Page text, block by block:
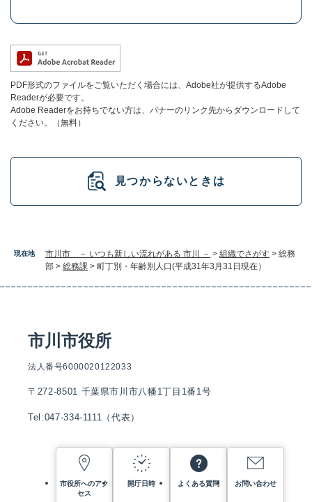
現在地 市川市 － いつも新しい流れがある 市川 － > 組織でさがす > 総務
部 > 総務課 > 町丁別・年齢別人口(平成31年3月31日現在）
PDF形式のファイルをご覧いただく場合には、Adobe社が提供するAdobe
Readerが必要です。
Adobe Readerをお持ちでない方は、バナーのリンク先からダウンロードして
ください。（無料）
見つからないときは
市川市役所
法人番号6000020122033
〒272-8501 千葉県市川市八幡1丁目1番1号
Tel:047-334-1111（代表）
市役所へのアク
セス
開庁日時 よくある質問 お問い合わせ